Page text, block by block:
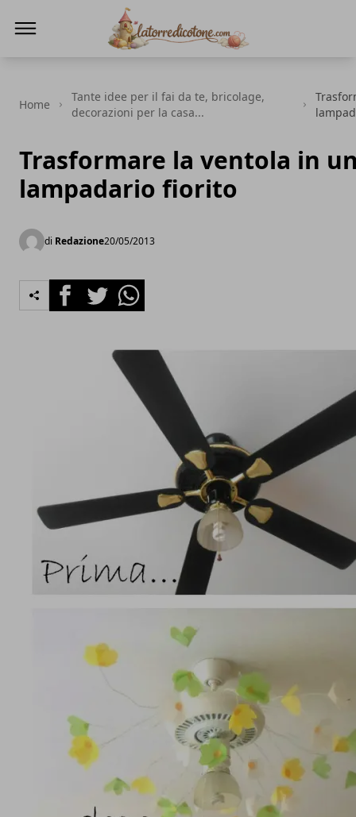
Home
Tante idee per il fai da te, bricolage,
decorazioni per la casa...
Trasformare la ventola in
lampadario fiorito
di Redazione20/05/2013
FacebookTwitterWhatsapp